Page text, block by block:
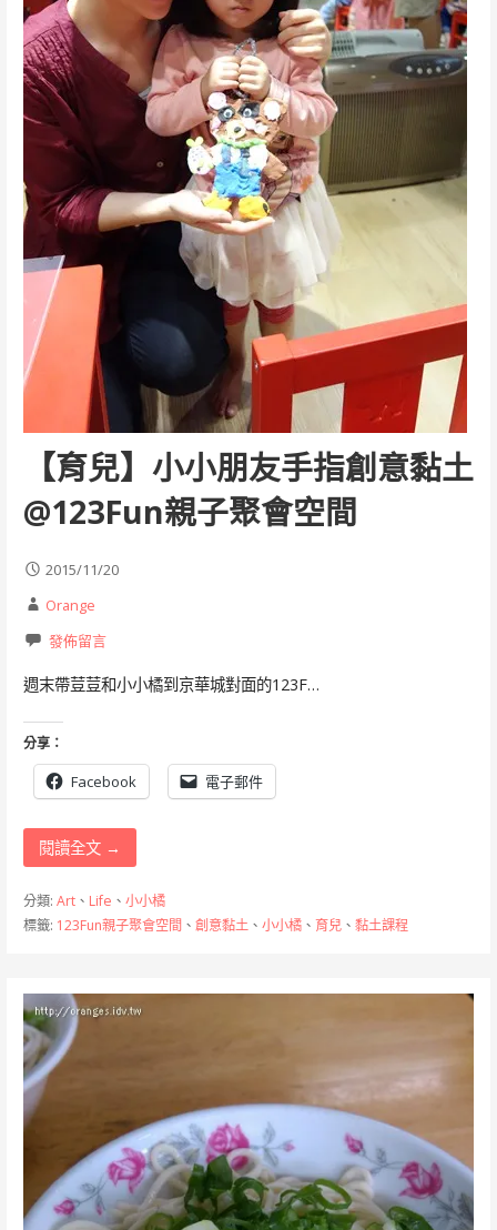
【育兒】小小朋友手指創意黏土
@123Fun親子聚會空間
2015/11/20
Orange
發佈留言
週末帶荳荳和小小橘到京華城對面的123F…
分享：
Facebook 電子郵件
閱讀全文 →
分類: Art、 Life 、 小小橘
標籤: 123Fun親子聚會空間 、 創意黏土、 小小橘、 育兒、 黏土課程